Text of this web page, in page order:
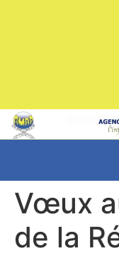
Vœux
de la